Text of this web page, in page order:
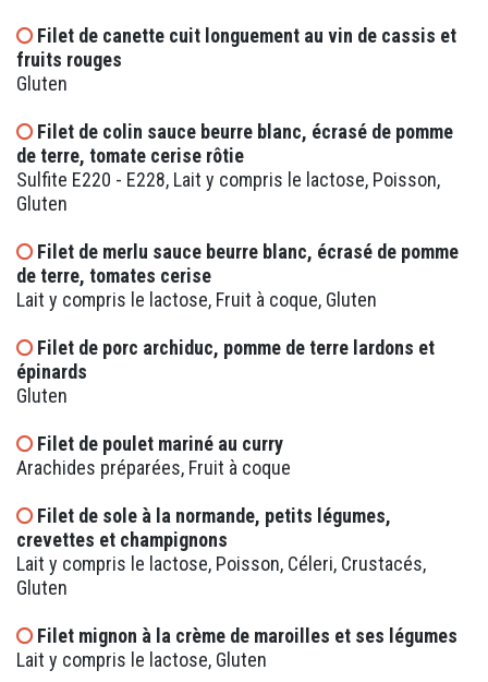
Filet de canette cuit longuement au vin de cassis et
fruits rouges
Gluten
Filet de colin sauce beurre blanc, écrasé de pomme
de terre, tomate cerise rôtie
Sulfite E220 - E228, Lait y compris le lactose, Poisson,
Gluten
Filet de merlu sauce beurre blanc, écrasé de pomme
de terre, tomates cerise
Lait y compris le lactose, Fruit à coque, Gluten
Filet de porc archiduc, pomme de terre lardons et
épinards
Gluten
Filet de poulet mariné au curry
Arachides préparées, Fruit à coque
Filet de sole à la normande, petits légumes,
crevettes et champignons
Lait y compris le lactose, Poisson, Céleri, Crustacés,
Gluten
Filet mignon à la crème de maroilles et ses légumes
Lait y compris le lactose, Gluten